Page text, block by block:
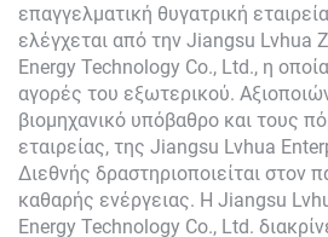
επαγγελματική θυγατρική
ελέγχεται από την Jiangsu Lvhua
Energy Technology Co., Ltd., η
αγορές του εξωτερικού.
βιομηχανικό υπόβαθρο και τους
εταιρείας, της Jiangsu Lvhua
Διεθνής δραστηριοποιείται στον
καθαρής ενέργειας. Η Jiangsu
Energy Technology Co., Ltd.